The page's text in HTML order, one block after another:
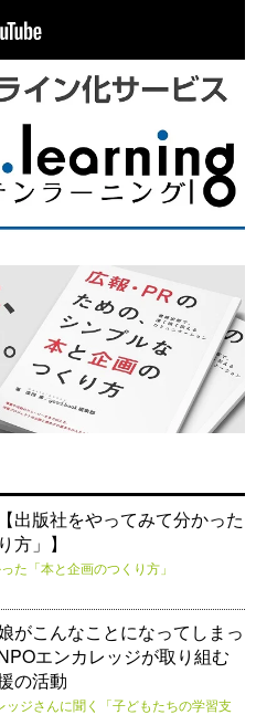
出版社をやってみて分かった
方」】
た「本と企画のつくり方」
がこんなことになってしまっ
エンカレッジが取り組む
の活動
ジさんに聞く「子どもたちの学習支